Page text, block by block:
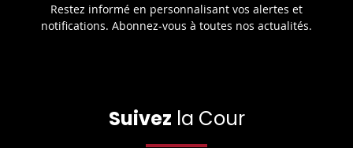
Restez informé en personnalisant vos alertes et
notifications. Abonnez-vous à toutes nos actualités.
Suivez la Cour